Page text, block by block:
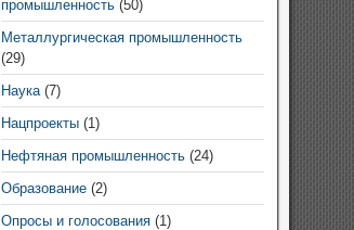
промышленность(50)
Металлургическая промышленность
(29)
Наука(7)
Нацпроекты(1)
Нефтяная промышленность(24)
Образование(2)
Опросы и голосования(1)